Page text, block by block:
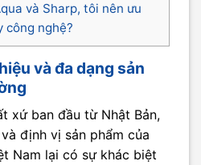
và Sharp, tôi nên ưu
công nghệ?
và đa dạng sản
xứ ban đầu từ Nhật Bản,
định vị sản phẩm của
Nam lại có sự khác biệt